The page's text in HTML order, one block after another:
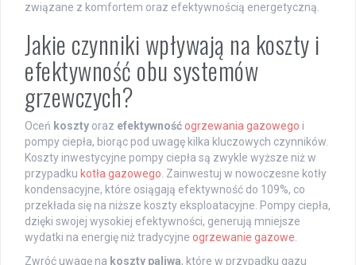
związane z komfortem oraz efektywnością energetyczną.
Jakie czynniki wpływają na koszty i
efektywność obu systemów
grzewczych?
Oceń koszty oraz efektywnośćogrzewania gazowego i
pompy ciepła, biorąc pod uwagę kilka kluczowych czynników.
Koszty inwestycyjne pompy ciepła są zwykle wyższe niż w
przypadku kotła gazowego. Zainwestuj w nowoczesne kotły
kondensacyjne, które osiągają efektywność do 109%, co
przekłada się na niższe koszty eksploatacyjne. Pompy ciepła,
dzięki swojej wysokiej efektywności, generują mniejsze
wydatki na energię niż tradycyjne ogrzewanie gazowe.
Zwróć uwagę na koszty paliwa, które w przypadku gazu